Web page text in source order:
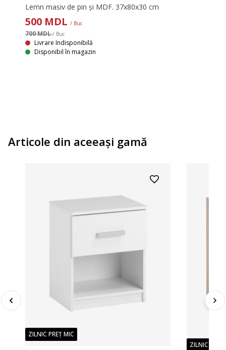
Lemn masiv de pin și MDF. 37x80x30 cm
500MDL / Buc
700 MDL/ Buc
Livrare Indisponibilă
Disponibil în magazin
Articole din aceeaşi gamă
ZILNIC PREȚ MIC
ZILNIC PREȚ